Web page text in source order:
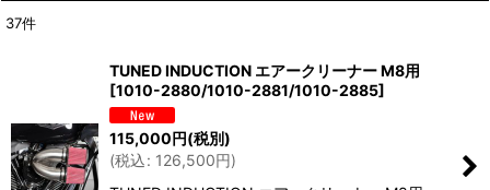
絞り込む
37件
TUNED INDUCTION エアークリーナー M8用
[1010-2880/1010-2881/1010-2885]
115,000円(税別)
(税込: 126,500円)